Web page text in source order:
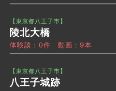
【東京都八王子市】
陵北大橋
体験談：0件 動画：9本
【東京都八王子市】
八王子城跡